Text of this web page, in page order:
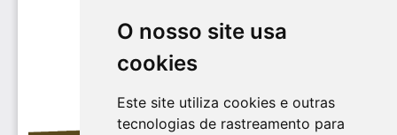
O nosso site usa
cookies
Este site utiliza cookies e outras
tecnologias de rastreamento para